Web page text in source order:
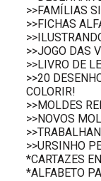
>>FAMÍLIAS
>>FICHAS
>>JOGO DAS
>>LIVRO DE
>>20
COLORIR!
>>MOLDES
>>NOVOS
>>URSINHO
*CARTAZES
*ALFABETO